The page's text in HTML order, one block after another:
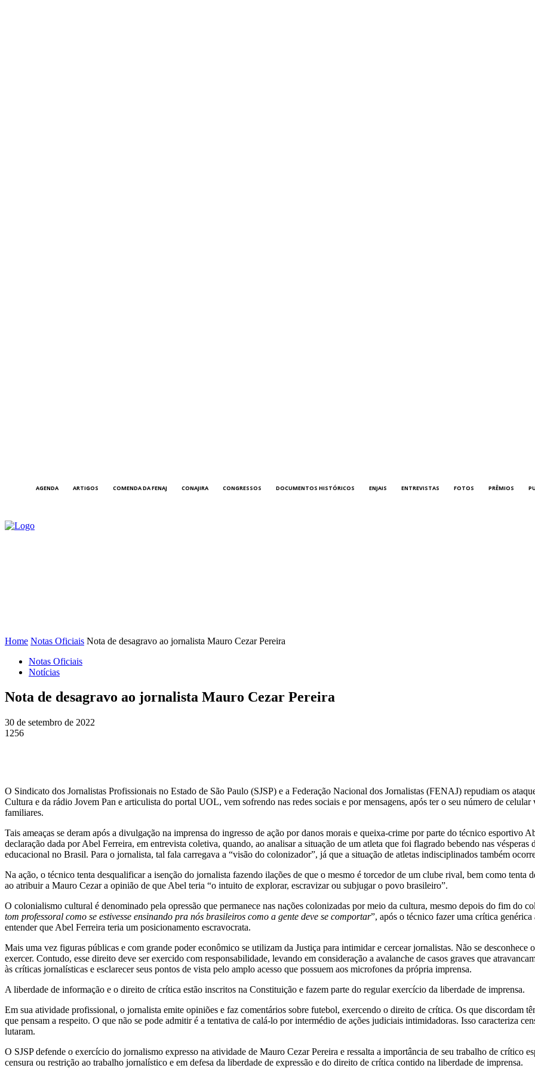
AGENDA ARTIGOS COMENDA DA FENAJ CONAJIRA CONGRESSOS DOCUMENTOS HISTÓRICOS ENJAIS ENTREVISTAS FOTOS PRÊMIOS
Home Notas Oficiais Nota de desagravo ao jornalista Mauro Cezar Pereira
Notas Oficiais
Notícias
Nota de desagravo ao jornalista Mauro Cezar Pereira
30 de setembro de 2022
1256
O Sindicato dos Jornalistas Profissionais no Estado de São Paulo (SJSP) e a Federação Nacional dos Jornalistas (FENAJ) repudiam os
Cultura e da rádio Jovem Pan e articulista do portal UOL, vem sofrendo nas redes sociais e por mensagens, após ter o seu número de
familiares.
Tais ameaças se deram após a divulgação na imprensa do ingresso de ação por danos morais e queixa-crime por parte do técnico esportivo
declaração dada por Abel Ferreira, em entrevista coletiva, quando, ao analisar a situação de um atleta que foi flagrado bebendo nas
educacional no Brasil. Para o jornalista, tal fala carregava a “visão do colonizador”, já que a situação de atletas indisciplinados também
Na ação, o técnico tenta desqualificar a isenção do jornalista fazendo ilações de que o mesmo é torcedor de um clube rival, bem como tenta
ao atribuir a Mauro Cezar a opinião de que Abel teria “o intuito de explorar, escravizar ou subjugar o povo brasileiro”.
O colonialismo cultural é denominado pela opressão que permanece nas nações colonizadas por meio da cultura, mesmo depois do fim do
tom professoral como se estivesse ensinando pra nós brasileiros como a gente deve se comportar”, após o técnico fazer uma crítica
entender que Abel Ferreira teria um posicionamento escravocrata.
Mais uma vez figuras públicas e com grande poder econômico se utilizam da Justiça para intimidar e cercear jornalistas. Não se
exercer. Contudo, esse direito deve ser exercido com responsabilidade, levando em consideração a avalanche de casos graves que
às críticas jornalísticas e esclarecer seus pontos de vista pelo amplo acesso que possuem aos microfones da própria imprensa.
A liberdade de informação e o direito de crítica estão inscritos na Constituição e fazem parte do regular exercício da liberdade de imprensa.
Em sua atividade profissional, o jornalista emite opiniões e faz comentários sobre futebol, exercendo o direito de crítica. Os que discordam
que pensam a respeito. O que não se pode admitir é a tentativa de calá-lo por intermédio de ações judiciais intimidadoras. Isso caracteriza
lutaram.
O SJSP defende o exercício do jornalismo expresso na atividade de Mauro Cezar Pereira e ressalta a importância de seu trabalho de crítico
censura ou restrição ao trabalho jornalístico e em defesa da liberdade de expressão e do direito de crítica contido na liberdade de imprensa.